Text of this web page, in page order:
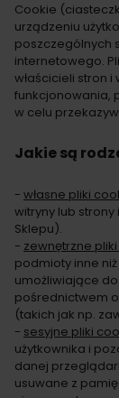
Cookie
urządzeniu
poszczególnych
internetowego.
właścicieli stron
funkcjonowania,
w celu
Jakie są
- własne pliki
witryny lub
Sklepu).
- zewnętrzne
podmioty inne
umożliwiające
pośrednictwem
(takich jak np.
- sesyjne pliki
użytkownika i
danej
usuwane z